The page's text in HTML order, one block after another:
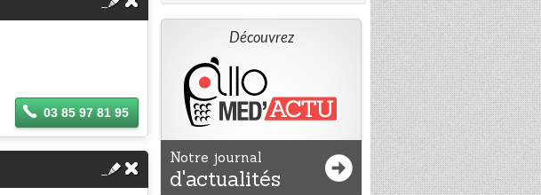
03 85 97 81 95
Découvrez
Notre journal
d'actualités